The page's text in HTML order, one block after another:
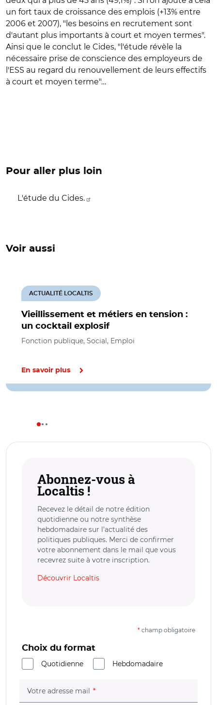
un fort taux de croissance des emplois (+13% entre
2006 et 2007), "les besoins en recrutement sont
d'autant plus importants à court et moyen termes".
Ainsi que le conclut le Cides, "l'étude révèle la
nécessaire prise de conscience des employeurs de
l'ESS au regard du renouvellement de leurs effectifs
à court et moyen terme"…
Pour aller plus loin
L'étude du Cides.
Voir aussi
Vieillissement et métiers en tension :
un cocktail explosif
ACTUALITÉ LOCALTIS
Fonction publique, Social, Emploi
En savoir plus
Abonnez-vous à
Localtis !
Recevez le détail de notre édition
quotidienne ou notre synthèse
hebdomadaire sur l’actualité des
politiques publiques. Merci de confirmer
votre abonnement dans le mail que vous
recevrez suite à votre inscription.
Découvrir Localtis
* champ obligatoire
Choix du format
Quotidienne
Hebdomadaire
Votre adresse mail (champ obligatoire)